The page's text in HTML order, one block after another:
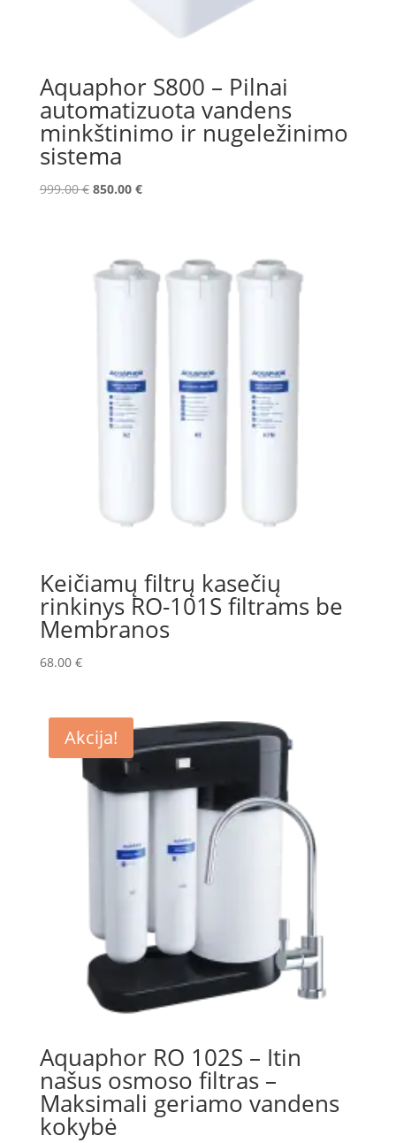
Aquaphor S800 – Pilnai
automatizuota vandens
minkštinimo ir nugeležinimo
sistema
999.00€ Original
850.00 €Current
Keičiamų filtrų kasečių
rinkinys RO-101S filtrams be
Membranos
68.00 €
Akcija!
Aquaphor RO 102S – Itin
našus osmoso filtras –
Maksimali geriamo vandens
kokybė